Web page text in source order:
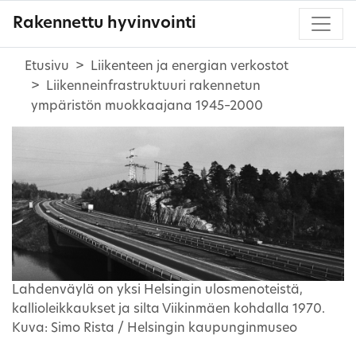
Rakennettu hyvinvointi
Etusivu
Liikenteen ja energian verkostot
Liikenneinfrastruktuuri rakennetun
ympäristön muokkaajana 1945–2000
Lahdenväylä on yksi Helsingin ulosmenoteistä,
kallioleikkaukset ja silta Viikinmäen kohdalla 1970.
Kuva: Simo Rista / Helsingin kaupunginmuseo